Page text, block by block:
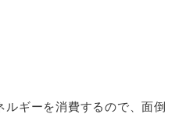
ルギーを消費するので、面倒